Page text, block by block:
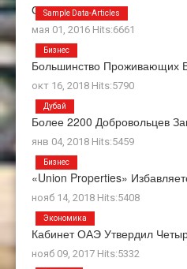
О Нас
мая 01, 2016 Hits:6661
Sample Data-Articles
Большинство
окт 16, 2018 Hits:5790
Бизнес
Более 2200 Добровольцев
янв 04, 2018 Hits:5459
Дубай
«Union Properties»
нояб 14, 2018 Hits:5408
Бизнес
Кабинет ОАЭ Утвердил
нояб 09, 2017 Hits:5332
Экономика